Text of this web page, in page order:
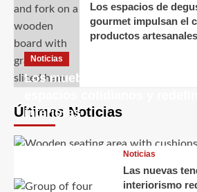
Los espacios de
gourmet impulsan el
productos artesanales
Últimas Noticias
Noticias
Los muebles decorativos
interiores
Noticias
Las nuevas
interiorismo